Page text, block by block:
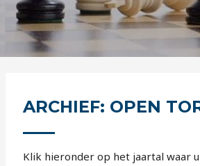
ARCHIEF: OPEN
Klik hieronder op het jaartal waar